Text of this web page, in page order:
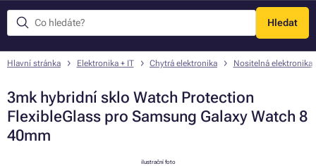
Hledat
Menu
Hlavní stránka Elektronika + IT Chytrá elektronika Nositelná elektronika
3mk hybridní sklo Watch Protection
FlexibleGlass pro Samsung Galaxy Watch 8
40mm
ilustrační foto